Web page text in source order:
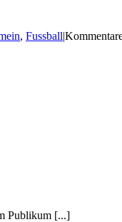
, Fussball
Publikum [...]